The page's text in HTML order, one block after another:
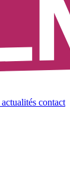
actualités contact